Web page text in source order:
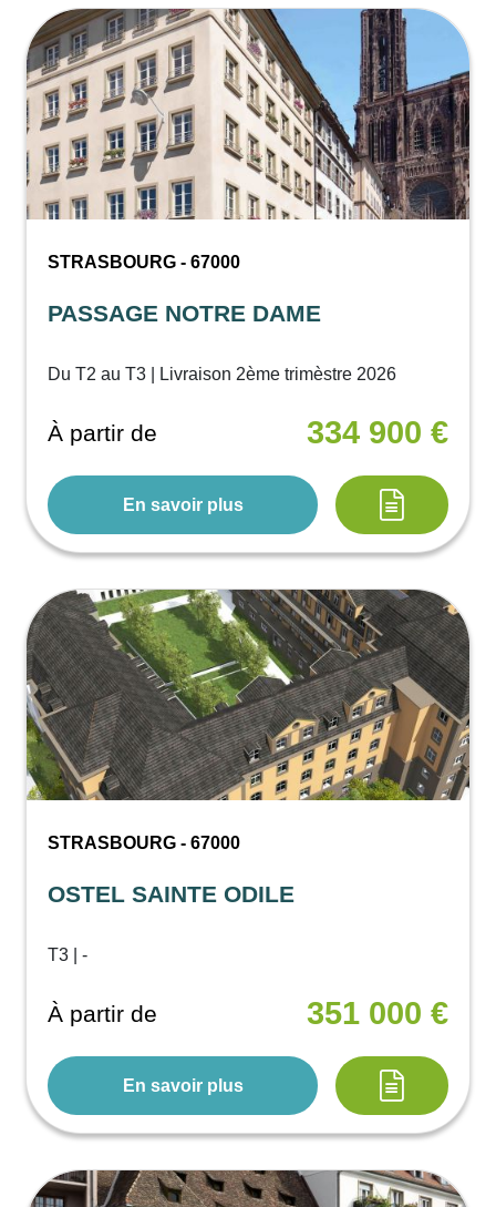
STRASBOURG - 67000
PASSAGE NOTRE DAME
Du T2 au T3 | Livraison 2ème trimèstre 2026
À partir de 334 900 €
En savoir plus
STRASBOURG - 67000
OSTEL SAINTE ODILE
T3 | -
À partir de 351 000 €
En savoir plus